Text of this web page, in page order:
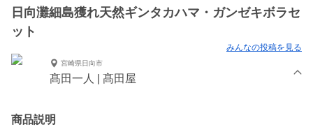
日向灘細島獲れ天然ギンタカハマ・ガンゼキボラセ
ット
みんなの投稿を見る
宮崎県日向市
髙田一人 | 髙田屋
商品説明